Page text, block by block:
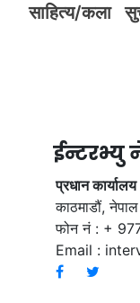
साहित्य/कला
ईन्टरभ्यु
प्रधान कार्यालय
काठमाडौं, नेपाल
फोन नं : +
Email :